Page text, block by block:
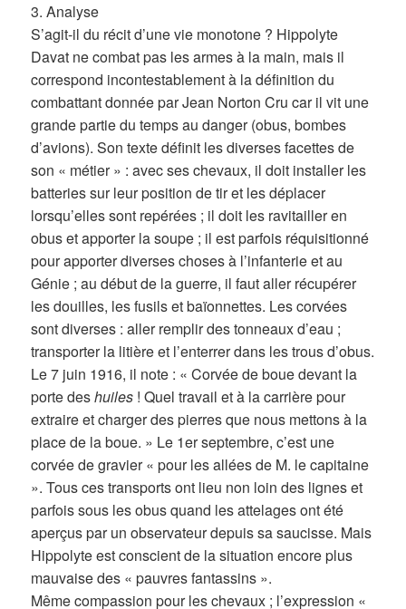
3. Analyse
S’agit-il du récit d’une vie monotone ? Hippolyte
Davat ne combat pas les armes à la main, mais il
correspond incontestablement à la définition du
combattant donnée par Jean Norton Cru car il vit une
grande partie du temps au danger (obus, bombes
d’avions). Son texte définit les diverses facettes de
son « métier » : avec ses chevaux, il doit installer les
batteries sur leur position de tir et les déplacer
lorsqu’elles sont repérées ; il doit les ravitailler en
obus et apporter la soupe ; il est parfois réquisitionné
pour apporter diverses choses à l’infanterie et au
Génie ; au début de la guerre, il faut aller récupérer
les douilles, les fusils et baïonnettes. Les corvées
sont diverses : aller remplir des tonneaux d’eau ;
transporter la litière et l’enterrer dans les trous d’obus.
Le 7 juin 1916, il note : « Corvée de boue devant la
porte deshuiles ! Quel travail et à la carrière pour
extraire et charger des pierres que nous mettons à la
place de la boue. » Le 1er septembre, c’est une
corvée de gravier « pour les allées de M. le capitaine
». Tous ces transports ont lieu non loin des lignes et
parfois sous les obus quand les attelages ont été
aperçus par un observateur depuis sa saucisse. Mais
Hippolyte est conscient de la situation encore plus
mauvaise des « pauvres fantassins ».
Même compassion pour les chevaux ; l’expression «